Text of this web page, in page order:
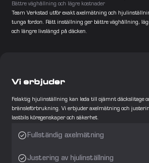
Team Verkstad utför exakt axelmätning och
tunga fordon. Rätt inställning ger bättre väghållning,
och längre livslängd på däcken.
Vi erbjuder
Felaktig hjulinställning kan leda till ojämnt däckslitage
bränsleförbrukning. Vi erbjuder axelmätning och
lastbils köregenskaper och säkerhet.
Fullständig axelmätning
Justering av hjulinställning